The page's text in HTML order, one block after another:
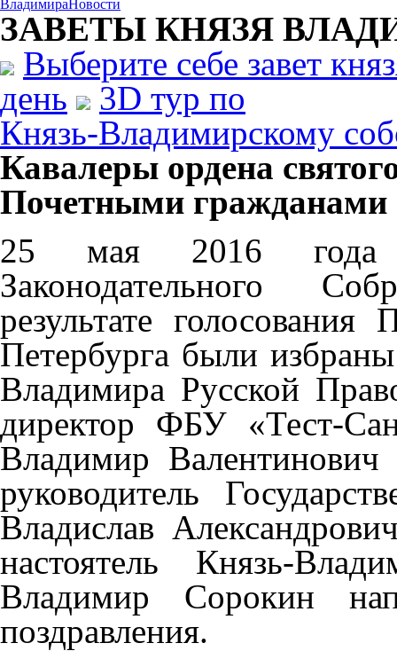
ВладимираНовости
ЗАВЕТЫ КНЯЗЯ
Выберите себе завет
день
3D тур по
Князь-Владимирскому
Кавалеры ордена
Почетными гражданами
25 мая 2016 года
Законодательного
результате
Петербурга были
Владимира Русской
директор ФБУ «Тест-
Владимир
руководитель
Владислав
настоятель Князь-
Владимир Сорокин
поздравления.